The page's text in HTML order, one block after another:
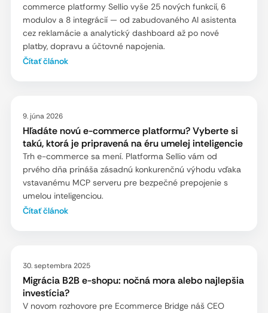
commerce platformy Sellio vyše 25 nových funkcií, 6
modulov a 8 integrácií — od zabudovaného AI asistenta
cez reklamácie a analytický dashboard až po nové
platby, dopravu a účtovné napojenia.
Čítať článok
9. júna 2026
Hľadáte novú e-commerce platformu? Vyberte si
takú, ktorá je pripravená na éru umelej inteligencie
Trh e-commerce sa mení. Platforma Sellio vám od
prvého dňa prináša zásadnú konkurenčnú výhodu vďaka
vstavanému MCP serveru pre bezpečné prepojenie s
umelou inteligenciou.
Čítať článok
30. septembra 2025
Migrácia B2B e-shopu: nočná mora alebo najlepšia
investícia?
V novom rozhovore pre Ecommerce Bridge náš CEO